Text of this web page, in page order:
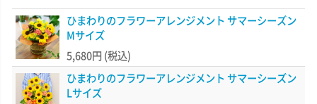
ひまわりのフラワーアレンジメント サマーシーズン
Mサイズ
5,680円 (税込)
ひまわりのフラワーアレンジメント サマーシーズン
Lサイズ